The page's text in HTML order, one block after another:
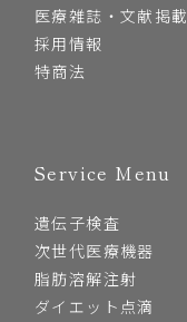
医療雑誌・文献掲載
採用情報
特商法
Service Menu
遺伝子検査
次世代医療機器
脂肪溶解注射
ダイエット点滴